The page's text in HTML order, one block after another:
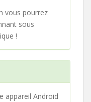
vous pourrez
sous
!
appareil Android